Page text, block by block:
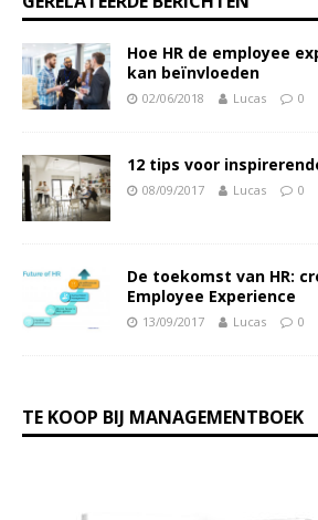
Hoe HR de employee
kan beïnvloeden
02/06/2018 Lucas 0
12 tips voor
08/09/2017 Lucas 0
De toekomst van HR:
Employee Experience
13/09/2017 Lucas 0
TE KOOP BIJ MANAGEMENTBOEK